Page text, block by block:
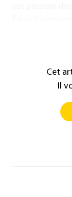
Cet
Il